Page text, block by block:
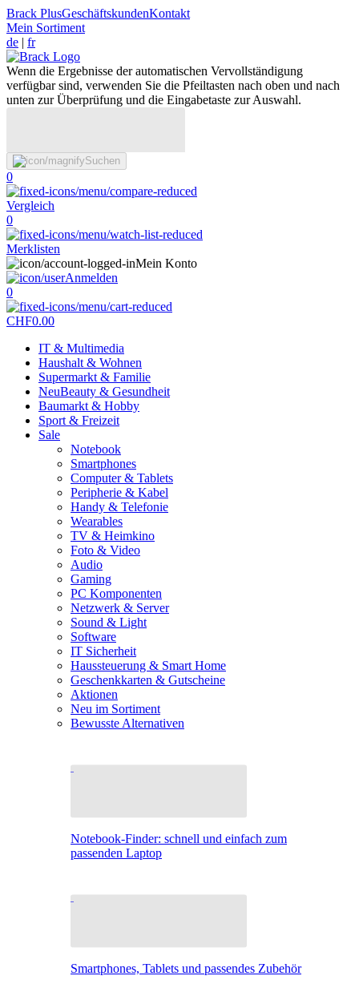
Brack PlusGeschäftskundenKontakt
Mein Sortiment
de | fr
Wenn die Ergebnisse der automatischen Vervollständigung
verfügbar sind, verwenden Sie die Pfeiltasten nach oben und nach
unten zur Überprüfung und die Eingabetaste zur Auswahl.
Suchen
0
Vergleich
0
Merklisten
Mein Konto
Anmelden
0
CHF0.00
IT & Multimedia
Haushalt & Wohnen
Supermarkt & Familie
NeuBeauty & Gesundheit
Baumarkt & Hobby
Sport & Freizeit
Sale
Notebook
Smartphones
Computer & Tablets
Peripherie & Kabel
Handy & Telefonie
Wearables
TV & Heimkino
Foto & Video
Audio
Gaming
PC Komponenten
Netzwerk & Server
Sound & Light
Software
IT Sicherheit
Haussteuerung & Smart Home
Geschenkkarten & Gutscheine
Aktionen
Neu im Sortiment
Bewusste Alternativen
Notebook-Finder: schnell und einfach zum
passenden Laptop
Smartphones, Tablets und passendes Zubehör